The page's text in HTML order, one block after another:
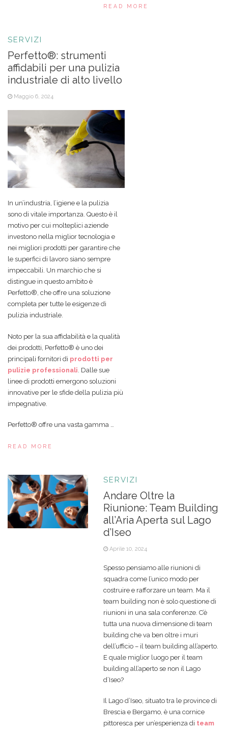
READ MORE
SERVIZI
Perfetto®: strumenti
affidabili per una pulizia
industriale di alto livello
Maggio 6, 2024
In un’industria, l’igiene e la pulizia
sono di vitale importanza. Questo è il
motivo per cui molteplici aziende
investono nella miglior tecnologia e
nei migliori prodotti per garantire che
le superfici di lavoro siano sempre
impeccabili. Un marchio che si
distingue in questo ambito è
Perfetto®, che offre una soluzione
completa per tutte le esigenze di
pulizia industriale.
Noto per la sua affidabilità e la qualità
dei prodotti, Perfetto® è uno dei
principali fornitori di prodotti per
pulizie professionali . Dalle sue
linee di prodotti emergono soluzioni
innovative per le sfide della pulizia più
impegnative.
Perfetto® offre una vasta gamma …
READ MORE
SERVIZI
Andare Oltre la
Riunione: Team Building
all’Aria Aperta sul Lago
d’Iseo
Aprile 10, 2024
Spesso pensiamo alle riunioni di
squadra come l’unico modo per
costruire e rafforzare un team. Ma il
team building non è solo questione di
riunioni in una sala conferenze. C’è
tutta una nuova dimensione di team
building che va ben oltre i muri
dell’ufficio – il team building all’aperto.
E quale miglior luogo per il team
building all’aperto se non il Lago
d’Iseo?
Il Lago d’Iseo, situato tra le province di
Brescia e Bergamo, è una cornice
pittoresca per un’esperienza di team